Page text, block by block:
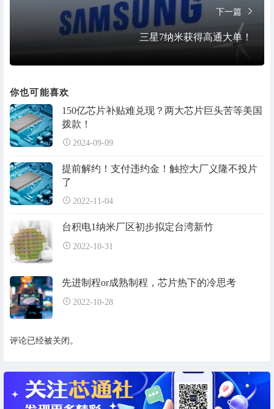
下一篇
三星7纳米获得高通大单！
你也可能喜欢
150亿芯片补贴难兑现？两大芯片巨头苦等美国
拨款！
2024-09-09
提前解约！支付违约金！触控大厂义隆不投片
了
2022-11-04
台积电1纳米厂区初步拟定台湾新竹
2022-10-31
先进制程or成熟制程，芯片热下的冷思考
2022-10-28
评论已经被关闭。